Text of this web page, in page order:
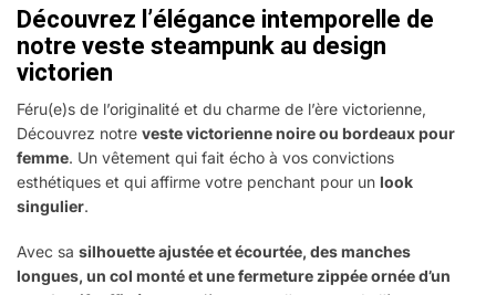
Découvrez l’élégance intemporelle de
notre veste steampunk au design
victorien
Féru(e)s de l’originalité et du charme de l’ère victorienne,
Découvrez notre veste victorienne noire ou bordeaux pour
femme. Un vêtement qui fait écho à vos convictions
esthétiques et qui affirme votre penchant pour un look
singulier.
Avec sa silhouette ajustée et écourtée, des manches
longues, un col monté et une fermeture zippée ornée d’un